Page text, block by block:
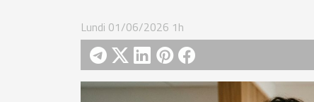
Lundi 01/06/2026 1h